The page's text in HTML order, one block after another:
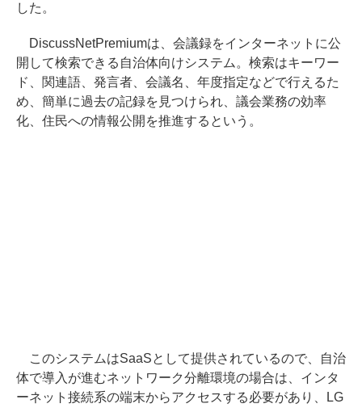
した。
DiscussNetPremiumは、会議録をインターネットに公
開して検索できる自治体向けシステム。検索はキーワー
ド、関連語、発言者、会議名、年度指定などで行えるた
め、簡単に過去の記録を見つけられ、議会業務の効率
化、住民への情報公開を推進するという。
このシステムはSaaSとして提供されているので、自治
体で導入が進むネットワーク分離環境の場合は、インタ
ーネット接続系の端末からアクセスする必要があり、LG